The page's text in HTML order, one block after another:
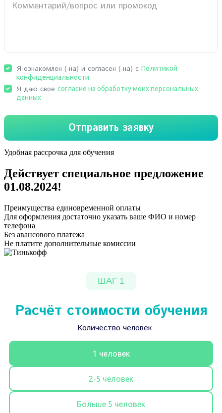
Удобная рассрочка для обучения
Действует специальное предложение
01.08.2024!
Преимущества единовременной оплаты
Для оформления достаточно указать ваше ФИО и номер
телефона
Без авансового платежа
Не платите дополнительные комиссии